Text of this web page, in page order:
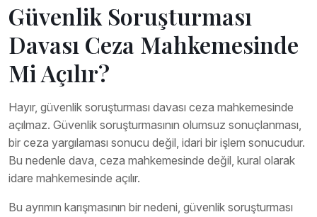
Güvenlik Soruşturması
Davası Ceza Mahkemesinde
Mi Açılır?
Hayır, güvenlik soruşturması davası ceza mahkemesinde
açılmaz. Güvenlik soruşturmasının olumsuz sonuçlanması,
bir ceza yargılaması sonucu değil, idari bir işlem sonucudur.
Bu nedenle dava, ceza mahkemesinde değil, kural olarak
idare mahkemesinde açılır.
Bu ayrımın karışmasının bir nedeni, güvenlik soruşturması